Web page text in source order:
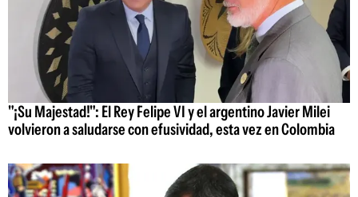
"¡Su Majestad!": El Rey Felipe VI y el argentino Javier Milei
volvieron a saludarse con efusividad, esta vez en Colombia